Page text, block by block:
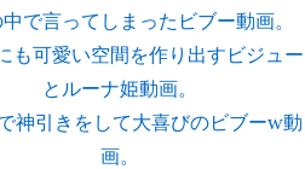
で言ってしまったビブー動画。
も可愛い空間を作り出すビジュー
とルーナ姫動画。
神引きをして大喜びのビブーw動
画。